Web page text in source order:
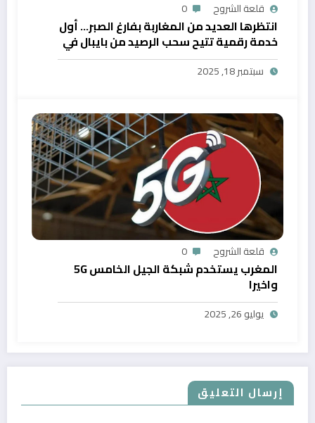
قلعة الشروح 0
انتظرها العديد من المغاربة بفارغ الصبر… أول
خدمة رقمية تتيح سحب الرصيد من بايبال في
المغرب
سبتمبر 18, 2025
قلعة الشروح 0
المغرب يستخدم شبكة الجيل الخامس 5G
واخيرا
يوليو 26, 2025
إرسال التعليق